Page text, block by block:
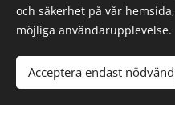
och säkerhet på vår
möjliga användarupplevelse.
Acceptera endast